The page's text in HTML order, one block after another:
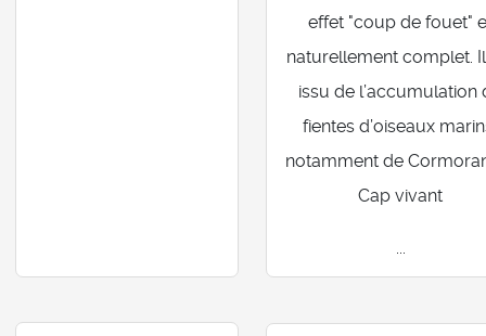
effet "coup de fouet"
naturellement complet.
issu de l’accumulation
fientes d’oiseaux
notamment de
Cap vivant
...